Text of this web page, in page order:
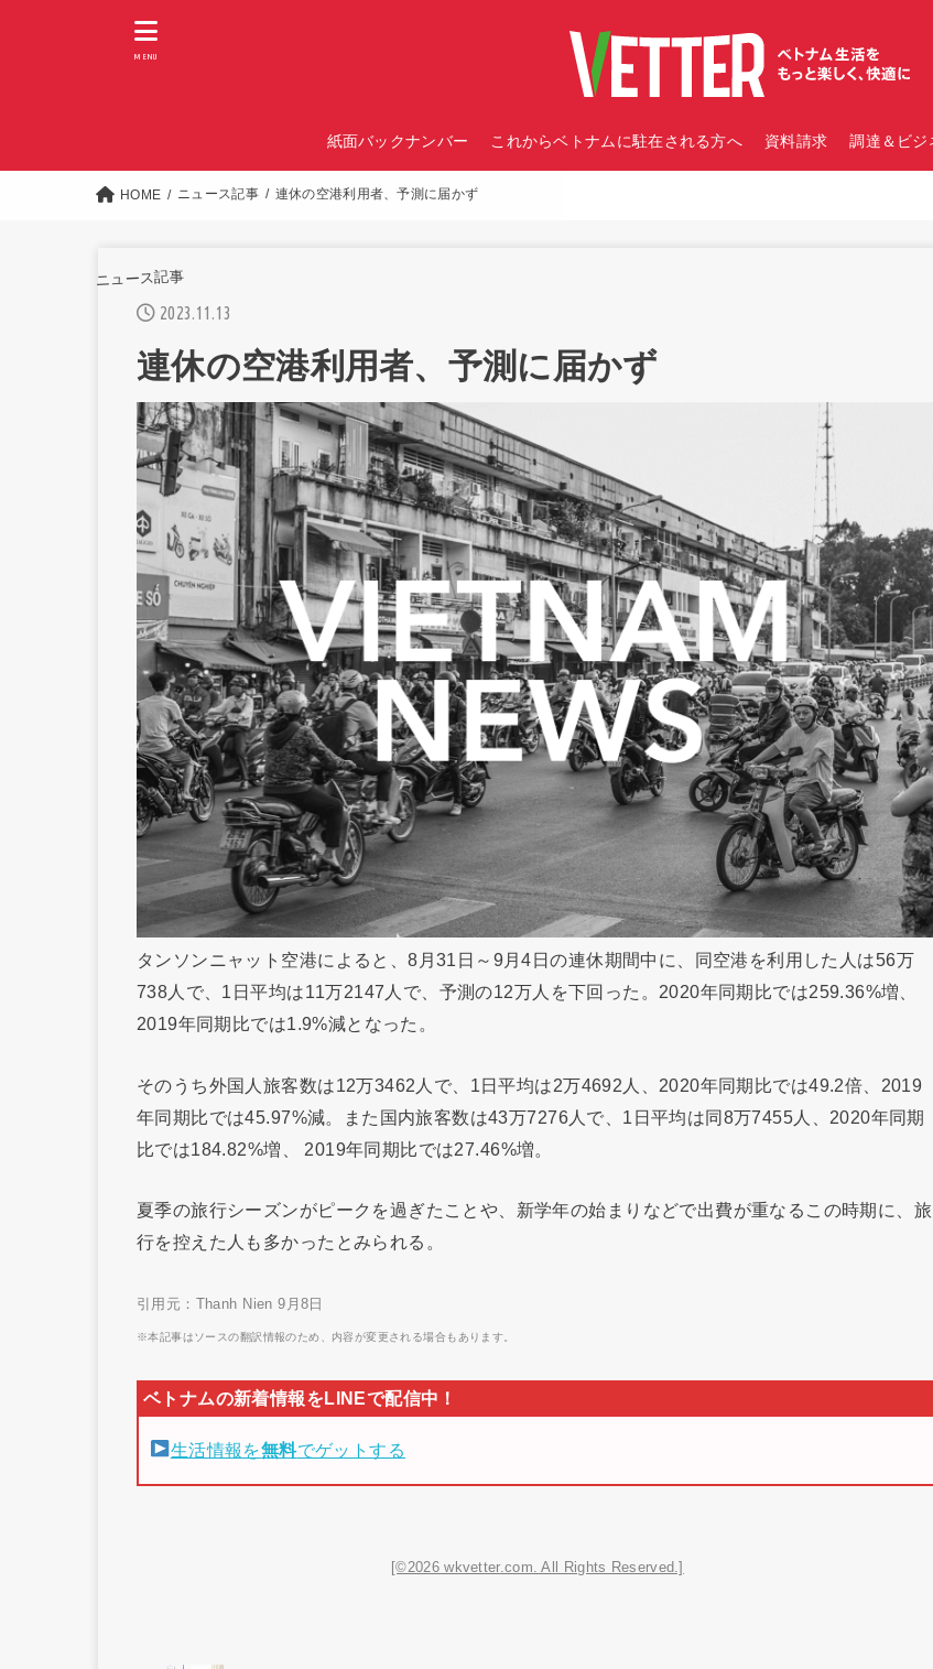
紙面バックナンバー これからベトナムに駐在される方へ 資料請求 調達＆ビジ
MENU
HOME ニュース記事 連休の空港利用者、予測に届かず
ニュース記事
2023.11.13
連休の空港利用者、予測に届かず
タンソンニャット空港によると、8月31日～9月4日の連休期間中に、同空港を利用した人は56万
738人で、1日平均は11万2147人で、予測の12万人を下回った。2020年同期比では259.36%増、
2019年同期比では1.9%減となった。
そのうち外国人旅客数は12万3462人で、1日平均は2万4692人、2020年同期比では49.2倍、2019
年同期比では45.97%減。また国内旅客数は43万7276人で、1日平均は同8万7455人、2020年同期
比では184.82%増、 2019年同期比では27.46%増。
夏季の旅行シーズンがピークを過ぎたことや、新学年の始まりなどで出費が重なるこの時期に、旅
行を控えた人も多かったとみられる。
引用元：Thanh Nien 9月8日
※本記事はソースの翻訳情報のため、内容が変更される場合もあります。
生活情報を無料でゲットする
[©2026 wkvetter.com. All Rights Reserved.]